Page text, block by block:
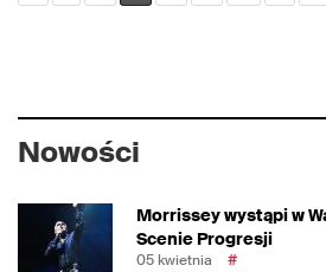
Nowości
Morrissey wystąpi w
Scenie Progresji
05 kwietnia #